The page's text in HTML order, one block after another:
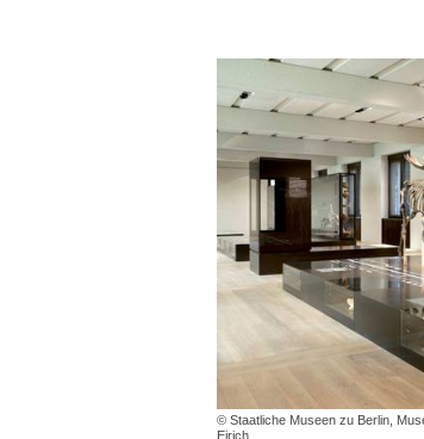
© Staatliche Museen zu Berlin,
Eirich